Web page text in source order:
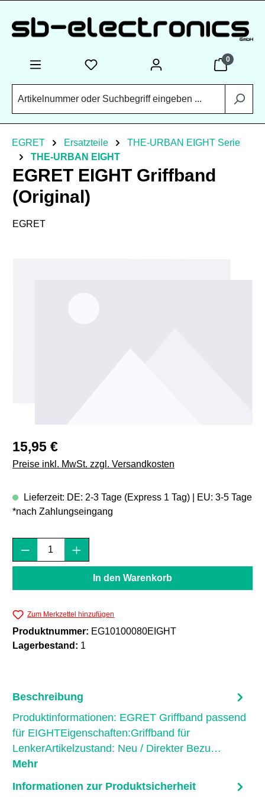
0
EGRET Ersatzteile
THE-URBAN EIGHT Serie
THE-URBAN EIGHT
EGRET EIGHT Griffband
(Original)
EGRET
Regulärer Preis:
15,95 €
Preise inkl. MwSt. zzgl. Versandkosten
Lieferzeit: DE: 2-3 Tage (Express 1 Tag) | EU: 3-5 Tage
*nach Zahlungseingang
Produkt Anzahl: Gib den gewünschten
In den Warenkorb
Zum Merkzettel hinzufügen
Produktnummer: EG10100080EIGHT
Lagerbestand: 1
Beschreibung
Produktinformationen: EGRET Griffband passend
für EIGHTEigenschaften:Griffband für
LenkerArtikelzustand: Neu / Direkter Bezu…
Mehr
Informationen zur Produktsicherheit